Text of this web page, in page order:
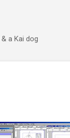
a Kai dog